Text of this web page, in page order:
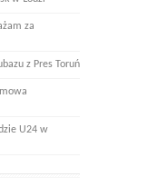
za
z Pres Toruń
U24 w